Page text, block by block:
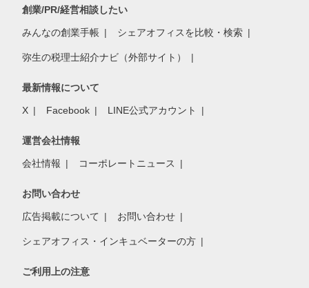
創業/PR/経営相談したい
みんなの創業手帳 シェアオフィスを比較・検索
弥生の税理士紹介ナビ（外部サイト）
最新情報について
X Facebook LINE公式アカウント
運営会社情報
会社情報 コーポレートニュース
お問い合わせ
広告掲載について お問い合わせ
シェアオフィス・インキュベーターの方
ご利用上の注意